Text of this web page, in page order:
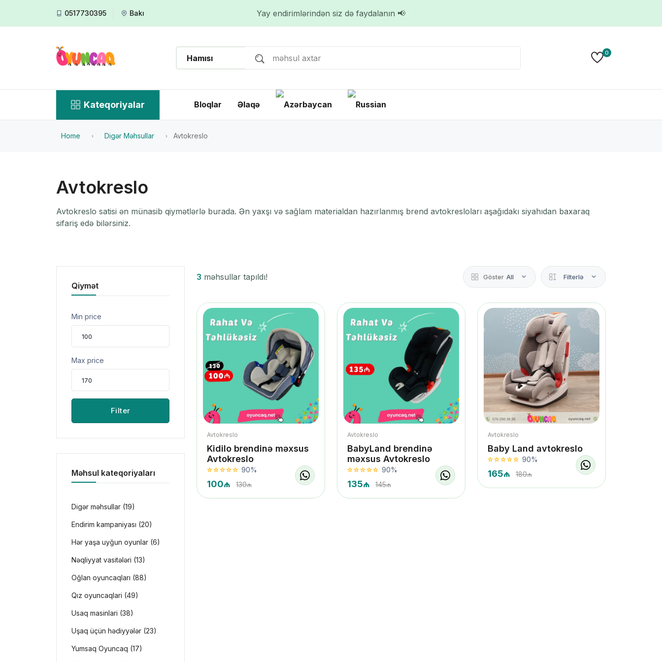
0517730395 Bakı Yay endirimlərindən siz də faydalanın 📢
0
Kateqoriyalar Bloqlar Əlaqə
Home Digər Məhsullar Avtokreslo
Avtokreslo
Avtokreslo satisi ən münasib qiymətlərlə burada. Ən yaxşı və sağlam materialdan hazırlanmış brend avtokresloları aşağıdakı siyahıdan baxaraq
sifariş edə bilərsiniz.
3 məhsullar tapıldı! Göster All Filterlə
Avtokreslo
Kidilo brendinə məxsus
Avtokreslo
90%
100₼ 130₼
Avtokreslo
BabyLand brendinə
məxsus Avtokreslo
90%
135₼ 145₼
Avtokreslo
Baby Land avtokreslo
90%
165₼ 180₼
Qiymət
Min price
Max price
Filter
Məhsul kateqoriyaları
Digər məhsullar (19)
Endirim kampaniyası (20)
Hər yaşa uyğun oyunlar (6)
Nəqliyyat vasitələri (13)
Oğlan oyuncaqları (88)
Qız oyuncaqlari (49)
Usaq masinlari (38)
Uşaq üçün hədiyyələr (23)
Yumsaq Oyuncaq (17)